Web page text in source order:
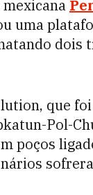
uma
dois
que
Pol-
poços